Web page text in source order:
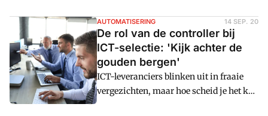
complete metamorfose. Dat stelt Paul
Smeets, chief technology officer van
Cadac. Hij onderging met 'zijn' bedrijf
die transformatie. 'Alleen door dit van
begin tot het eind door te denken,
ontstaan er nieuwe kansen.'
AUTOMATISERING 14 SEP. 20
De rol van de controller bij
ICT-selectie: 'Kijk achter de
gouden bergen'
ICT-leveranciers blinken uit in fraaie
vergezichten, maar hoe scheid je het kaf
van het koren? De controller kan daarin